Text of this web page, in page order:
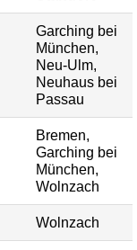
Garching bei
München,
Neu-Ulm,
Neuhaus bei
Passau
Bremen,
Garching bei
München,
Wolnzach
Wolnzach